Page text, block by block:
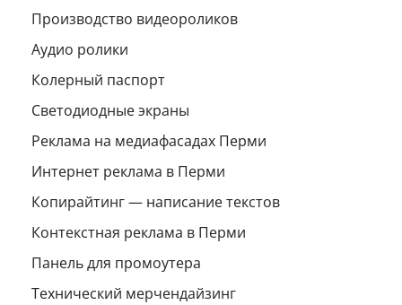
Производство видеороликов
Аудио ролики
Колерный паспорт
Светодиодные экраны
Реклама на медиафасадах Перми
Интернет реклама в Перми
Копирайтинг — написание текстов
Контекстная реклама в Перми
Панель для промоутера
Технический мерчендайзинг